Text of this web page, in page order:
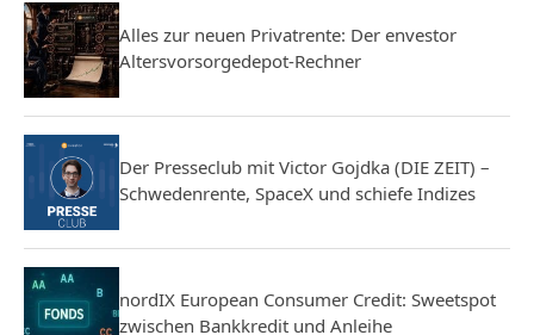
Alles zur neuen Privatrente: Der envestor
Altersvorsorgedepot-Rechner
Der Presseclub mit Victor Gojdka (DIE ZEIT) –
Schwedenrente, SpaceX und schiefe Indizes
nordIX European Consumer Credit: Sweetspot
zwischen Bankkredit und Anleihe